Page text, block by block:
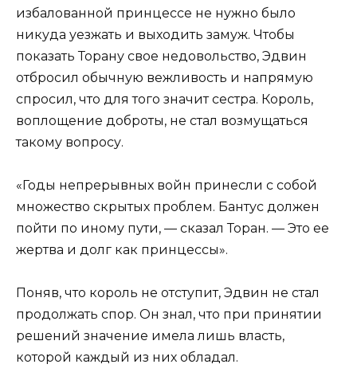
избалованной принцессе не нужно было
никуда уезжать и выходить замуж. Чтобы
показать Торану свое недовольство, Эдвин
отбросил обычную вежливость и напрямую
спросил, что для того значит сестра. Король,
воплощение доброты, не стал возмущаться
такому вопросу.
«Годы непрерывных войн принесли с собой
множество скрытых проблем. Бантус должен
пойти по иному пути, — сказал Торан. — Это ее
жертва и долг как принцессы».
Поняв, что король не отступит, Эдвин не стал
продолжать спор. Он знал, что при принятии
решений значение имела лишь власть,
которой каждый из них обладал.